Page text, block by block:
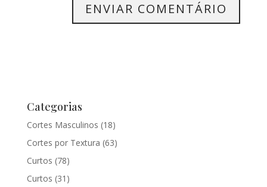
Categorias
Cortes Masculinos (18)
Cortes por Textura (63)
Curtos (78)
Curtos (31)